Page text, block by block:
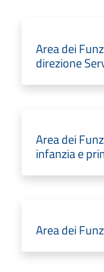
Area dei
direzione
Area dei
infanzia e
Area dei